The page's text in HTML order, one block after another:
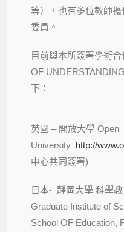
等），也有多位教師
委員。
目前與本所簽署學術
OF
下：
英國 – 開放大學 Open
University http://
中心共同簽署)
日本- 靜岡大學 科學
Graduate Institute of
School OF Education,